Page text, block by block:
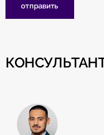
отправить